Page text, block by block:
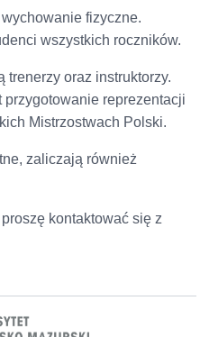
fizyczne.
wszystkich roczników.
trenerzy oraz instruktorzy.
reprezentacji
Mistrzostwach Polski.
zaliczają również
kontaktować się z